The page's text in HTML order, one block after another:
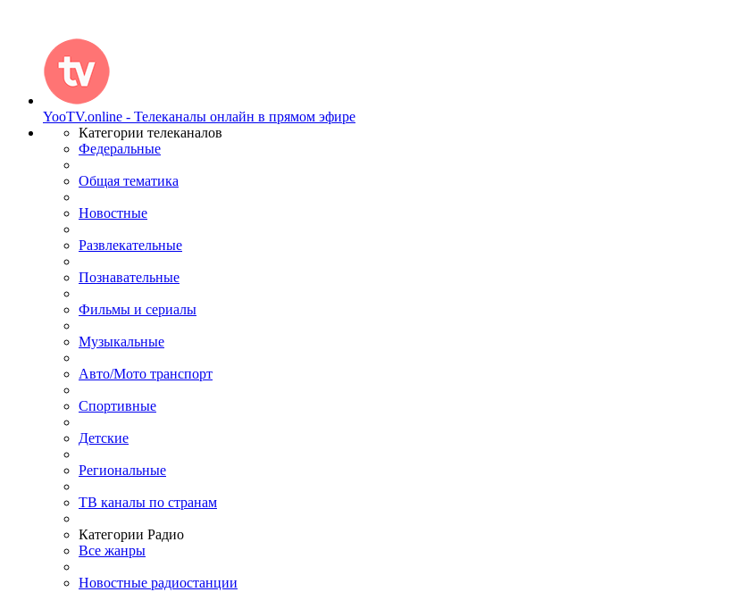
YooTV.online - Телеканалы онлайн в прямом эфире
Категории телеканалов
Федеральные
Общая тематика
Новостные
Развлекательные
Познавательные
Фильмы и сериалы
Музыкальные
Авто/Мото транспорт
Спортивные
Детские
Региональные
ТВ каналы по странам
Категории Радио
Все жанры
Новостные радиостанции